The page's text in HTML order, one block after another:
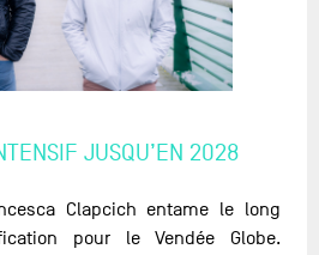
JUSQU’EN 2028
Clapcich entame le long
pour le Vendée Globe.